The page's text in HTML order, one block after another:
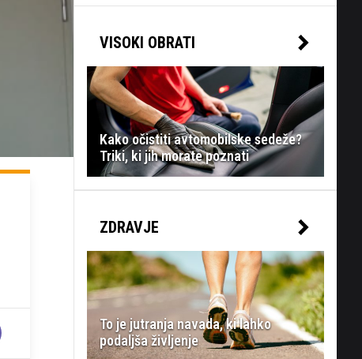
VISOKI OBRATI
Kako očistiti avtomobilske sedeže?
Triki, ki jih morate poznati
ZDRAVJE
To je jutranja navada, ki lahko
podaljša življenje